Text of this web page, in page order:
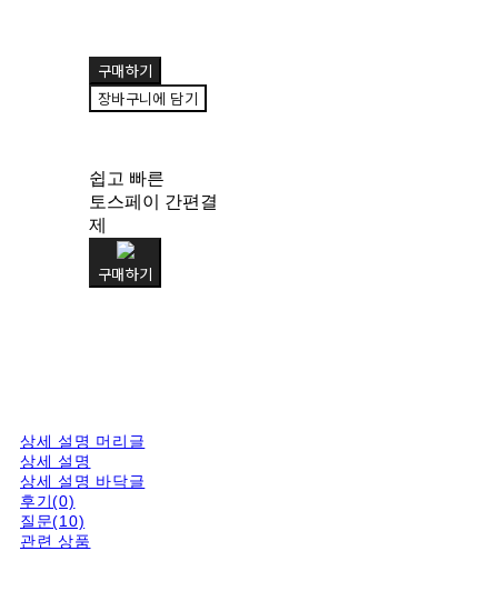
구매하기
장바구니에 담기
쉽고 빠른
토스페이 간편결
제
구매하기
상세 설명 머리글
상세 설명
상세 설명 바닥글
후기(0)
질문(10)
관련 상품